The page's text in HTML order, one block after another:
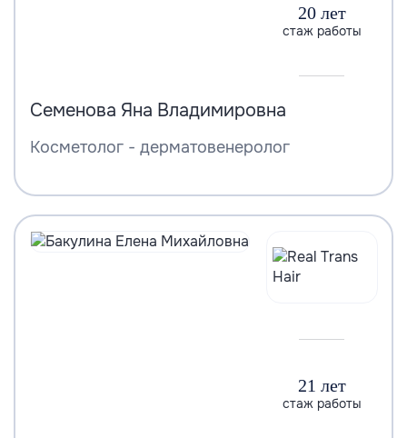
20 лет
стаж работы
Семенова Яна Владимировна
Косметолог - дерматовенеролог
21 лет
стаж работы